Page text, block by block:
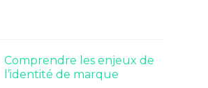
Comprendre les enjeux de
l’identité de marque